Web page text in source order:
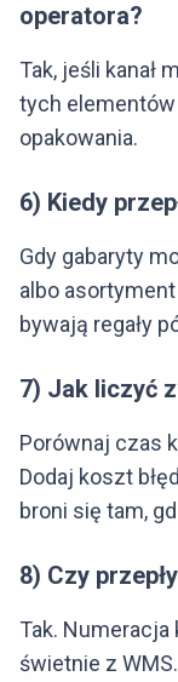
operatora?
Tak, jeśli kanał
tych
opakowania.
6) Kiedy
Gdy gabaryty
albo
bywają regały
7) Jak liczyć
Porównaj czas
Dodaj koszt
broni się tam,
8) Czy
Tak. Numeracja
świetnie z